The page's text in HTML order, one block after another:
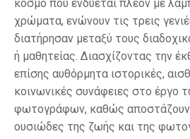
κόσμο που ενδύεται πλέον με
χρώματα, ενώνουν τις τρεις
διατήρησαν μεταξύ τους
ή μαθητείας. Διασχίζοντας την
επίσης αυθόρμητα ιστορικές,
κοινωνικές συνάφειες στο έργο
φωτογράφων, καθώς
ουσιώδες της ζωής και της